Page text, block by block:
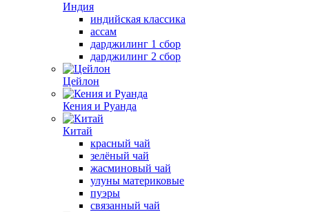
Индия
индийская классика
ассам
дарджилинг 1 сбор
дарджилинг 2 сбор
Цейлон
Кения и Руанда
Китай
красный чай
зелёный чай
жасминовый чай
улуны материковые
пуэры
связанный чай